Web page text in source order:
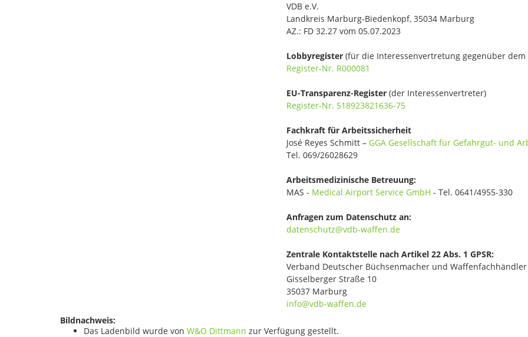
VDB e.V.
Landkreis Marburg-Biedenkopf, 35034 Marburg
AZ.: FD 32.27 vom 05.07.2023
Lobbyregister (für die Interessenvertretung gegenüber
Register-Nr. R000081
EU-Transparenz-Register (der Interessenvertreter)
Register-Nr. 518923821636-75
Fachkraft für Arbeitssicherheit
José Reyes Schmitt – GGA Gesellschaft für Gefahrgut- und
Tel. 069/26028629
Arbeitsmedizinische Betreuung:
MAS - Medical Airport Service GmbH - Tel. 0641/4955-330
Anfragen zum Datenschutz an:
datenschutz@vdb-waffen.de
Zentrale Kontaktstelle nach Artikel 22 Abs. 1 GPSR:
Verband Deutscher Büchsenmacher und Waffenfachhändler
Gisselberger Straße 10
35037 Marburg
info@vdb-waffen.de
Bildnachweis:
Das Ladenbild wurde von W&O Dittmann zur Verfügung gestellt.